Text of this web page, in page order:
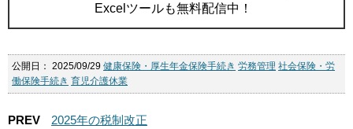
Excelツールも無料配信中！
公開日： 2025/09/29 健康保険・厚生年金保険手続き 労務管理 社会保険・労
働保険手続き 育児介護休業
PREV
2025年の税制改正